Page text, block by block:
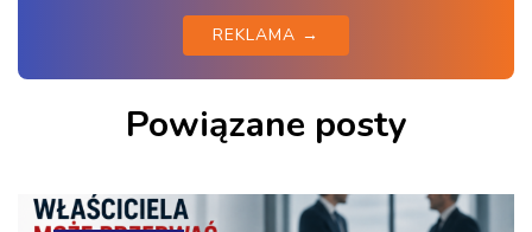
REKLAMA →
Powiązane posty